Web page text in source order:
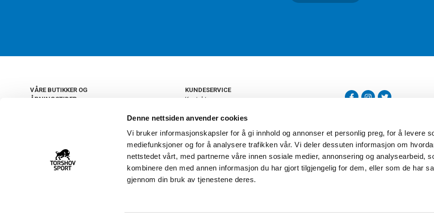
Denne nettsiden anvender cookies
Vi bruker informasjonskapsler for å gi innhold og annonser et personlig preg, for å levere
mediefunksjoner og for å analysere trafikken vår. Vi deler dessuten informasjon om
nettstedet vårt, med partnerne våre innen sosiale medier, annonsering og analysearbeid,
kombinere den med annen informasjon du har gjort tilgjengelig for dem, eller som de har
gjennom din bruk av tjenestene deres.
VÅRE BUTIKKER OG
ÅPNINGSTIDER
22 09 20 20
KUNDESERVICE
Kontakt oss
Retur og bytte
Personvern
Frakt og levering
Ledige stillinger
FAQ - Ofte stilte spørsmål
Åpenhetsloven
Torshov Sport har over 90 års
klubbhandel. Torshov Sport har
Drammen, Sandvika Storsenter